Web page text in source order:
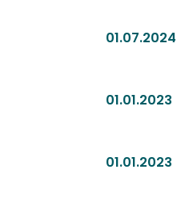
01.07.2024
01.01.2023
01.01.2023